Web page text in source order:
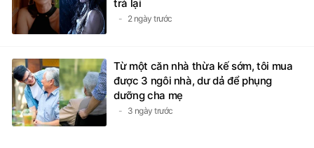
trả lại
2 ngày trước
Từ một căn nhà thừa kế sớm, tôi mua
được 3 ngôi nhà, dư dả để phụng
dưỡng cha mẹ
3 ngày trước